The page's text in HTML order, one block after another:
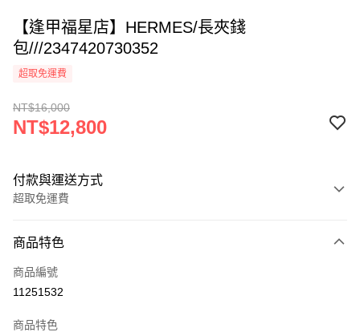
【逢甲福星店】HERMES/長夾錢
包///2347420730352
超取免運費
NT$16,000
NT$12,800
付款與運送方式
超取免運費
信用卡一次付款
超商取貨付款
商品特色
商品編號
11251532
商品特色